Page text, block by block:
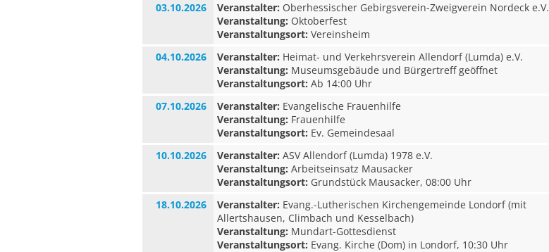
03.10.2026 Veranstalter: Oberhessischer Gebirgsverein-Zweigverein Nordeck e.V.
Veranstaltung: Oktoberfest
Veranstaltungsort: Vereinsheim
04.10.2026
Veranstalter: Heimat- und Verkehrsverein Allendorf (Lumda) e.V.
Veranstaltung: Museumsgebäude und Bürgertreff geöffnet
Veranstaltungsort: Ab 14:00 Uhr
07.10.2026
Veranstalter: Evangelische Frauenhilfe
Veranstaltung: Frauenhilfe
Veranstaltungsort: Ev. Gemeindesaal
10.10.2026
Veranstalter: ASV Allendorf (Lumda) 1978 e.V.
Veranstaltung: Arbeitseinsatz Mausacker
Veranstaltungsort: Grundstück Mausacker, 08:00 Uhr
18.10.2026
Veranstalter: Evang.-Lutherischen Kirchengemeinde Londorf (mit
Allertshausen, Climbach und Kesselbach)
Veranstaltung: Mundart-Gottesdienst
Veranstaltungsort: Evang. Kirche (Dom) in Londorf, 10:30 Uhr